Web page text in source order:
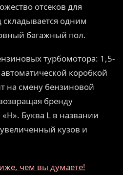
отсеков для
одним
багажный пол.
турбомотора: 1,5-
коробкой
на смену бензиновой
бренду
Буква L в названии
кузов и
чем вы думаете!